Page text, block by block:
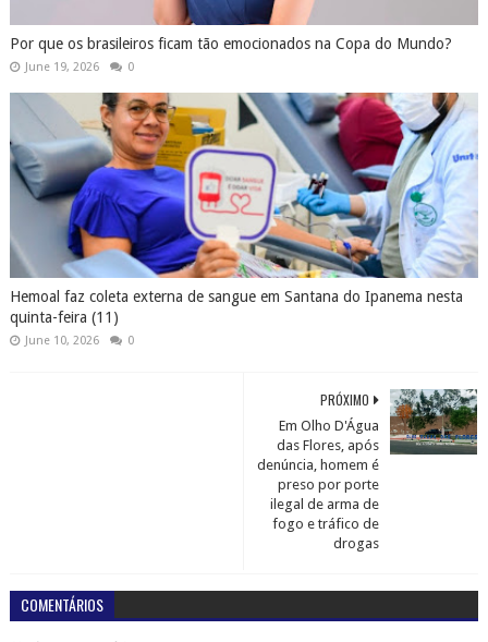
Por que os brasileiros ficam tão emocionados na Copa do Mundo?
June 19, 2026 0
Hemoal faz coleta externa de sangue em Santana do Ipanema nesta
quinta-feira (11)
June 10, 2026 0
PRÓXIMO
Em Olho D'Água
das Flores, após
denúncia, homem é
preso por porte
ilegal de arma de
fogo e tráfico de
drogas
COMENTÁRIOS